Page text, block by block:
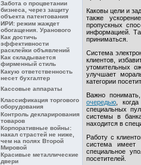
Забота о процветании
бизнеса, через защиту
объекта патентования
ИРИ: режим жаждет
обогащения. Уранового
Как достичь
эффективности
расклейки объявлений
Как складывается
фирменный стиль
Какую ответственность
несет бухгалтер
Кассовые аппараты
Классификация торгового
оборудования
Контроль декларирования
товаров
Корпоративные войны:
накал страстей не ниже,
чем на полях Второй
Мировой
Красивые металлические
двери
Каковы цели и
также
пропускных
информацией.
приниматься.
Система
клиентов,
утомительных
улучшает
категории
Важно
очередью ,
специальных
системы в
находится в
Работу с
система имеет
специальное
посетителей.